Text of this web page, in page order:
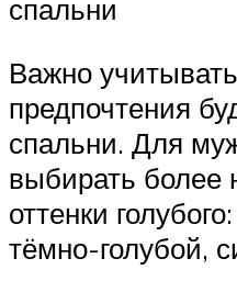
спальни
Важно
предпочтения
спальни. Для
выбирать
оттенки
тёмно-голубой,